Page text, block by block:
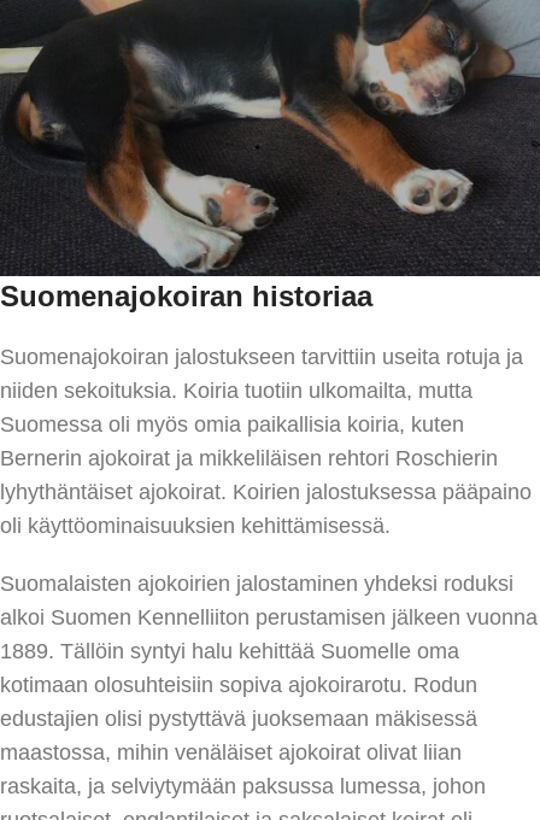
Suomenajokoiran historiaa
Suomenajokoiran jalostukseen tarvittiin useita rotuja ja
niiden sekoituksia. Koiria tuotiin ulkomailta, mutta
Suomessa oli myös omia paikallisia koiria, kuten
Bernerin ajokoirat ja mikkeliläisen rehtori Roschierin
lyhythäntäiset ajokoirat. Koirien jalostuksessa pääpaino
oli käyttöominaisuuksien kehittämisessä.
Suomalaisten ajokoirien jalostaminen yhdeksi roduksi
alkoi Suomen Kennelliiton perustamisen jälkeen vuonna
1889. Tällöin syntyi halu kehittää Suomelle oma
kotimaan olosuhteisiin sopiva ajokoirarotu. Rodun
edustajien olisi pystyttävä juoksemaan mäkisessä
maastossa, mihin venäläiset ajokoirat olivat liian
raskaita, ja selviytymään paksussa lumessa, johon